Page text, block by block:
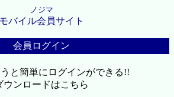
ノジマ
モバイル会員サイト
会員ログイン
と簡単にログインができる!!
ウンロードはこちら